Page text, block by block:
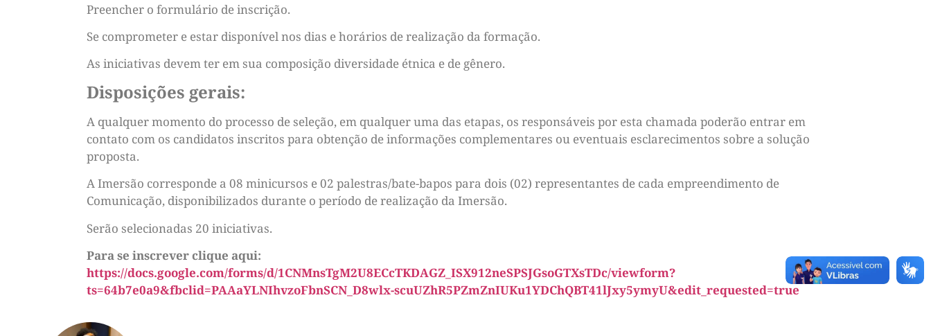
Preencher o formulário de inscrição.
Se comprometer e estar disponível nos dias e horários de realização da formação.
As iniciativas devem ter em sua composição diversidade étnica e de gênero.
Disposições gerais:
A qualquer momento do processo de seleção, em qualquer uma das etapas, os responsáveis por esta chamada poderão entrar em
contato com os candidatos inscritos para obtenção de informações complementares ou eventuais esclarecimentos sobre a solução
proposta.
A Imersão corresponde a 08 minicursos e 02 palestras/bate-bapos para dois (02) representantes de cada empreendimento de
Comunicação, disponibilizados durante o período de realização da Imersão.
Serão selecionadas 20 iniciativas.
Para se inscrever clique aqui:
https://docs.google.com/forms/d/1CNMnsTgM2U8ECcTKDAGZ_ISX912neSPSJGsoGTXsTDc/viewform?
ts=64b7e0a9&fbclid=PAAaYLNIhvzoFbnSCN_D8wlx-scuUZhR5PZmZnIUKu1YDChQBT41lJxy5ymyU&edit_requested=true